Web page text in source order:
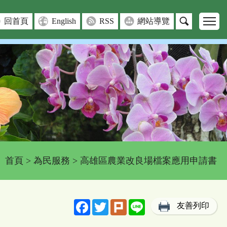
回首頁 English RSS 網站導覽
首頁 > 為民服務 > 高雄區農業改良場檔案應用申請書
FacebookTwitterPlurk Line 友善列印